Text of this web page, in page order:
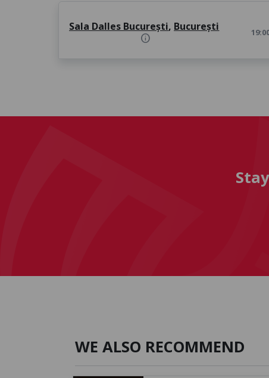
Sala Dalles București, București
info
WE ALSO RECOMMEND